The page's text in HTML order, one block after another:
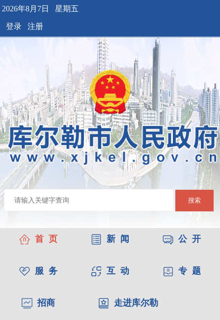
2026年8月7日 星期五
登录 注册
搜索
首 页 新 闻 公 开
服 务 互 动 专 题
招商 走进库尔勒